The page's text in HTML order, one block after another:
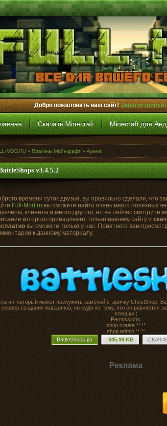
Добро пожаловать наш сайт!
Скачать Minecraft Minecraft для
MOD.RU » Плагины Майнкрафт » Арена
v3.4.5.2
времени суток друзья, вы правильно сделали, что
Full-Mod.ru вы сможете найти очень много полезных
клиенты и много другого, но вы сейчас смотрите
которого принадлежит только нашему сайту и
вы сможете только у нас. Приятного вам
к данному материалу.
который может послужить заменой старичку ChestShop.
сервер создания магазинов, но судя по тому, что он равняется
плюшки:)
Permissions:
shop.create ** **
shop.admin ** **
BattleShops.jar
345,98 KB
Реклама